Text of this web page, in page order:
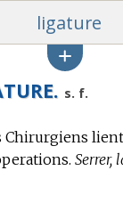
ligature
s. f.
Chirurgiens
Serrer,